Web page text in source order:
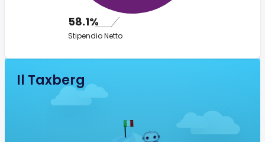
58.1%
Stipendio Netto
Il Taxberg